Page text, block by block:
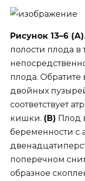
Рисунок 13–6
полости плода в
плода.
двойных
соответствует
кишки. (B) Плод
беременности с
поперечном
образное